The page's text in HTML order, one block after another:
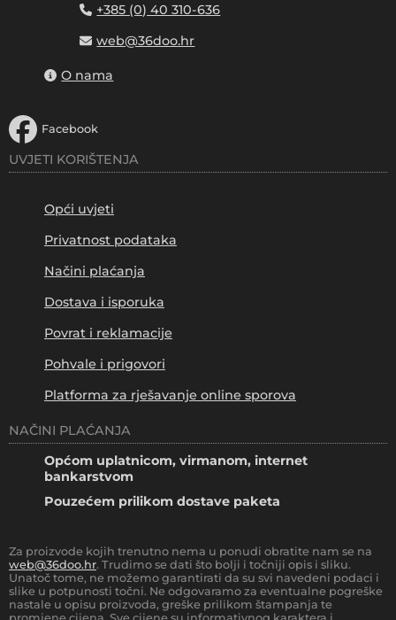
+385 (0) 40 310-636
web@36doo.hr
O nama
Facebook
UVJETI KORIŠTENJA
Opći uvjeti
Privatnost podataka
Načini plaćanja
Dostava i isporuka
Povrat i reklamacije
Pohvale i prigovori
Platforma za rješavanje online sporova
NAČINI PLAĆANJA
Općom uplatnicom, virmanom, internet
bankarstvom
Pouzećem prilikom dostave paketa
Za proizvode kojih trenutno nema u ponudi obratite nam se na
web@36doo.hr. Trudimo se dati što bolji i točniji opis i sliku.
Unatoč tome, ne možemo garantirati da su svi navedeni podaci i
slike u potpunosti točni. Ne odgovaramo za eventualne pogreške
nastale u opisu proizvoda, greške prilikom štampanja te